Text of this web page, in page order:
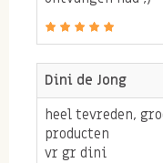
Dini de Jong
heel tevreden,
producten
vr gr dini